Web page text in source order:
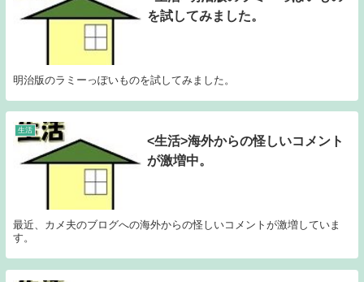
を試してみました。
明治版のラミーっぽいものを試してみました。
生活
<生活>海外からの怪しいコメント
が激増中。
最近、カメ夫のブログへの海外からの怪しいコメントが激増していま
す。